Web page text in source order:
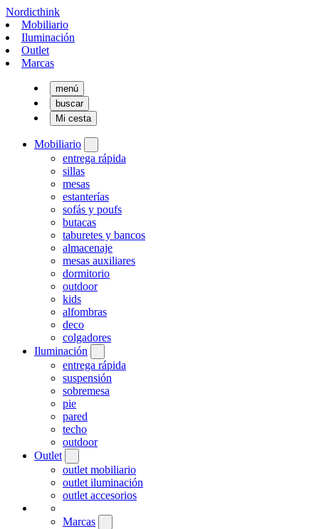
Nordicthink
Mobiliario
Iluminación
Outlet
Marcas
menú
buscar
Mi cesta
Mobiliario
entrega rápida
sillas
mesas
estanterías
sofás y poufs
butacas
taburetes y bancos
almacenaje
mesas auxiliares
dormitorio
outdoor
kids
alfombras
deco
colgadores
Iluminación
entrega rápida
suspensión
sobremesa
pie
pared
techo
outdoor
Outlet
outlet mobiliario
outlet iluminación
outlet accesorios
Marcas